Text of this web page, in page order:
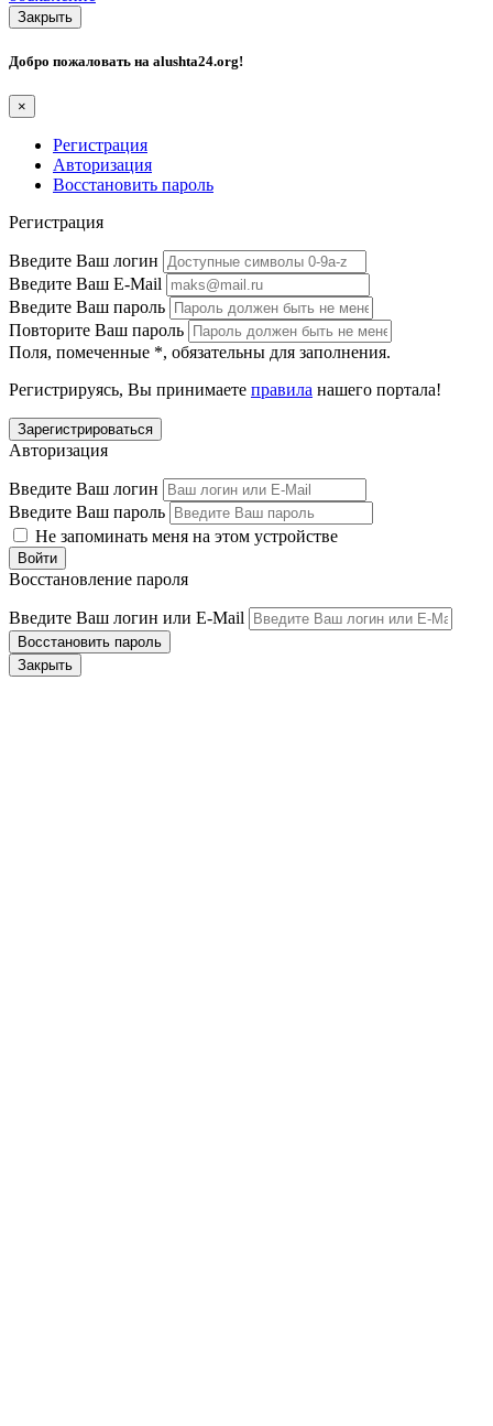
Закрыть
Добро пожаловать на alushta24.org!
×
Регистрация
Авторизация
Восстановить пароль
Регистрация
Введите Ваш логин
Введите Ваш E-Mail
Введите Ваш пароль
Повторите Ваш пароль
Поля, помеченные *, обязательны для заполнения.
Регистрируясь, Вы принимаете правила нашего портала!
Авторизация
Введите Ваш логин
Введите Ваш пароль
Не запоминать меня на этом устройстве
Восстановление пароля
Введите Ваш логин или E-Mail
Закрыть